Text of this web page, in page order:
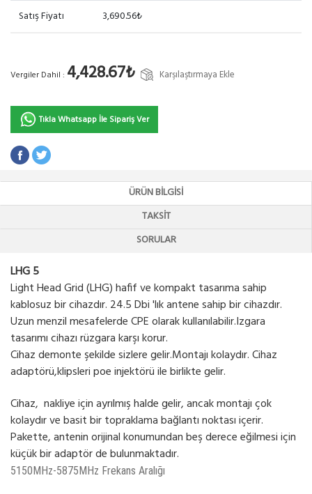
Satış Fiyatı 3,690.56₺
Vergiler Dahil : 4,428.67₺ Karşılaştırmaya Ekle
Tıkla Whatsapp İle Sipariş Ver
ÜRÜN BILGISI
TAKSIT
SORULAR
LHG 5
Light Head Grid (LHG) hafif ve kompakt tasarıma sahip
kablosuz bir cihazdır. 24.5 Dbi 'lık antene sahip bir cihazdır.
Uzun menzil mesafelerde CPE olarak kullanılabilir.Izgara
tasarımı cihazı rüzgara karşı korur.
Cihaz demonte şekilde sizlere gelir.Montajı kolaydır. Cihaz
adaptörü,klipsleri poe injektörü ile birlikte gelir.
Cihaz, nakliye için ayrılmış halde gelir, ancak montajı çok
kolaydır ve basit bir topraklama bağlantı noktası içerir.
Pakette, antenin orijinal konumundan beş derece eğilmesi için
küçük bir adaptör de bulunmaktadır.
5150MHz-5875MHz Frekans Aralığı